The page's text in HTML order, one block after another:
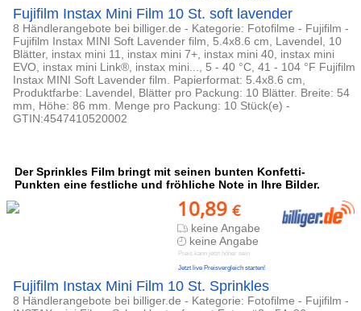
Fujifilm Instax Mini Film 10 St. soft lavender
8 Händlerangebote bei billiger.de - Kategorie: Fotofilme - Fujifilm -
Fujifilm Instax MINI Soft Lavender film, 5.4x8.6 cm, Lavendel, 10
Blätter, instax mini 11, instax mini 7+, instax mini 40, instax mini
EVO, instax mini Link®, instax mini..., 5 - 40 °C, 41 - 104 °F Fujifilm
Instax MINI Soft Lavender film. Papierformat: 5.4x8.6 cm,
Produktfarbe: Lavendel, Blätter pro Packung: 10 Blätter. Breite: 54
mm, Höhe: 86 mm. Menge pro Packung: 10 Stück(e) -
GTIN:4547410520002
Der Sprinkles Film bringt mit seinen bunten Konfetti-
Punkten eine festliche und fröhliche Note in Ihre Bilder.
10,89 €
keine Angabe
keine Angabe
Preis kann jetzt höher sein
Jetzt live Preisvergleich starten!
Fujifilm Instax Mini Film 10 St. Sprinkles
8 Händlerangebote bei billiger.de - Kategorie: Fotofilme - Fujifilm -